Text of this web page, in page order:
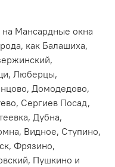
Мансардные окна
как Балашиха,
Люберцы,
Домодедово,
Сергиев Посад,
Дубна,
Видное, Ступино,
Фрязино,
Пушкино и